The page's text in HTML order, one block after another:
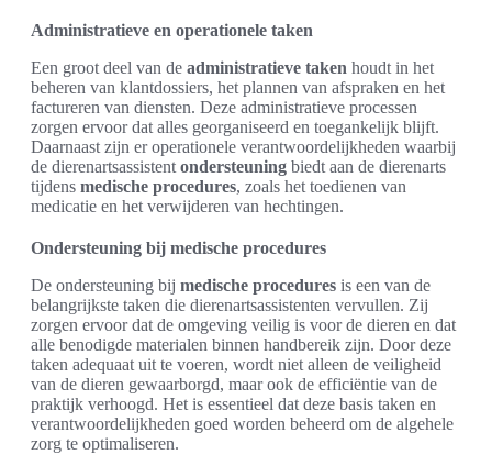
Administratieve en operationele taken
Een groot deel van de administratieve taken houdt in het
beheren van klantdossiers, het plannen van afspraken en het
factureren van diensten. Deze administratieve processen
zorgen ervoor dat alles georganiseerd en toegankelijk blijft.
Daarnaast zijn er operationele verantwoordelijkheden waarbij
de dierenartsassistent ondersteuning biedt aan de dierenarts
tijdens medische procedures, zoals het toedienen van
medicatie en het verwijderen van hechtingen.
Ondersteuning bij medische procedures
De ondersteuning bij medische procedures is een van de
belangrijkste taken die dierenartsassistenten vervullen. Zij
zorgen ervoor dat de omgeving veilig is voor de dieren en dat
alle benodigde materialen binnen handbereik zijn. Door deze
taken adequaat uit te voeren, wordt niet alleen de veiligheid
van de dieren gewaarborgd, maar ook de efficiëntie van de
praktijk verhoogd. Het is essentieel dat deze basis taken en
verantwoordelijkheden goed worden beheerd om de algehele
zorg te optimaliseren.